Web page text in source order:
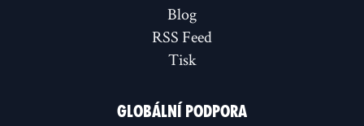
Blog
RSS Feed
Tisk
GLOBÁLNÍ PODPORA